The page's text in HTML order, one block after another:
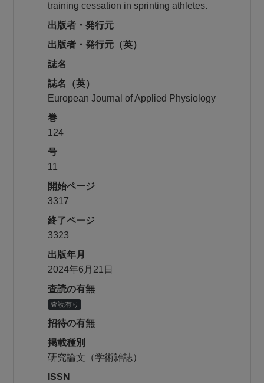
training cessation in sprinting athletes.
出版者・発行元
出版者・発行元（英）
誌名
誌名（英）
European Journal of Applied Physiology
巻
124
号
11
開始ページ
3317
終了ページ
3323
出版年月
2024年6月21日
査読の有無
査読有り
招待の有無
掲載種別
研究論文（学術雑誌）
ISSN